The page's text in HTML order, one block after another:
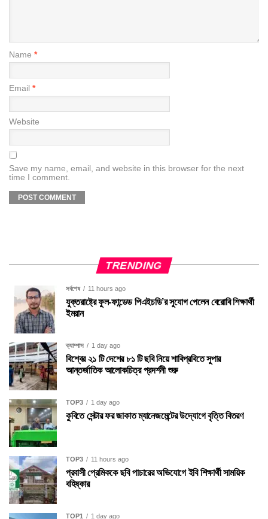
Name *
Email *
Website
Save my name, email, and website in this browser for the next
time I comment.
TRENDING
সর্বশেষ 11 hours ago
যুক্তরাষ্ট্রে ফুল-ফান্ডেড পিএইচডি’র সুযোগ পেলেন বেরোবি শিক্ষার্থী
ইমরান
ক্যাম্পাস 1 day ago
বিশ্বের ২১ টি দেশের ৮১ টি ছবি নিয়ে শাবিপ্রবিতে সুপার
আন্তর্জাতিক আলোকচিত্র প্রদর্শনী শুরু
TOP3 1 day ago
কুবিতে সেন্টার ফর জাকাত ম্যানেজমেন্টের উদ্যোগে বৃত্তি বিতরণ
TOP3 11 hours ago
প্রবাসী প্রেমিককে ছবি পাচারের অভিযোগে ইবি শিক্ষার্থী সাময়িক
বহিষ্কার
TOP1 1 day ago